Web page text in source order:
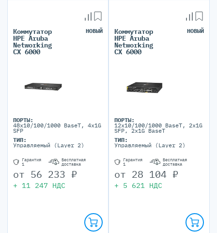
Коммутатор
HPE Aruba
Networking
CX 6000
НОВЫЙ
ПОРТЫ:
48x10/100/1000 BaseT, 4x1G
SFP
ТИП:
Управляемый (Layer 2)
Гарантия
1
Бесплатная
доставка
от 56 233 ₽
+ 11 247 НДС
Коммутатор
HPE Aruba
Networking
CX 6000
НОВЫЙ
ПОРТЫ:
12x10/100/1000 BaseT, 2x1G
SFP, 2x1G BaseT
ТИП:
Управляемый (Layer 2)
Гарантия
1
Бесплатная
доставка
от 28 104 ₽
+ 5 621 НДС